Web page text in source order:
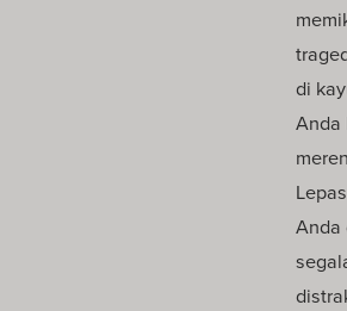
di
Anda
Anda